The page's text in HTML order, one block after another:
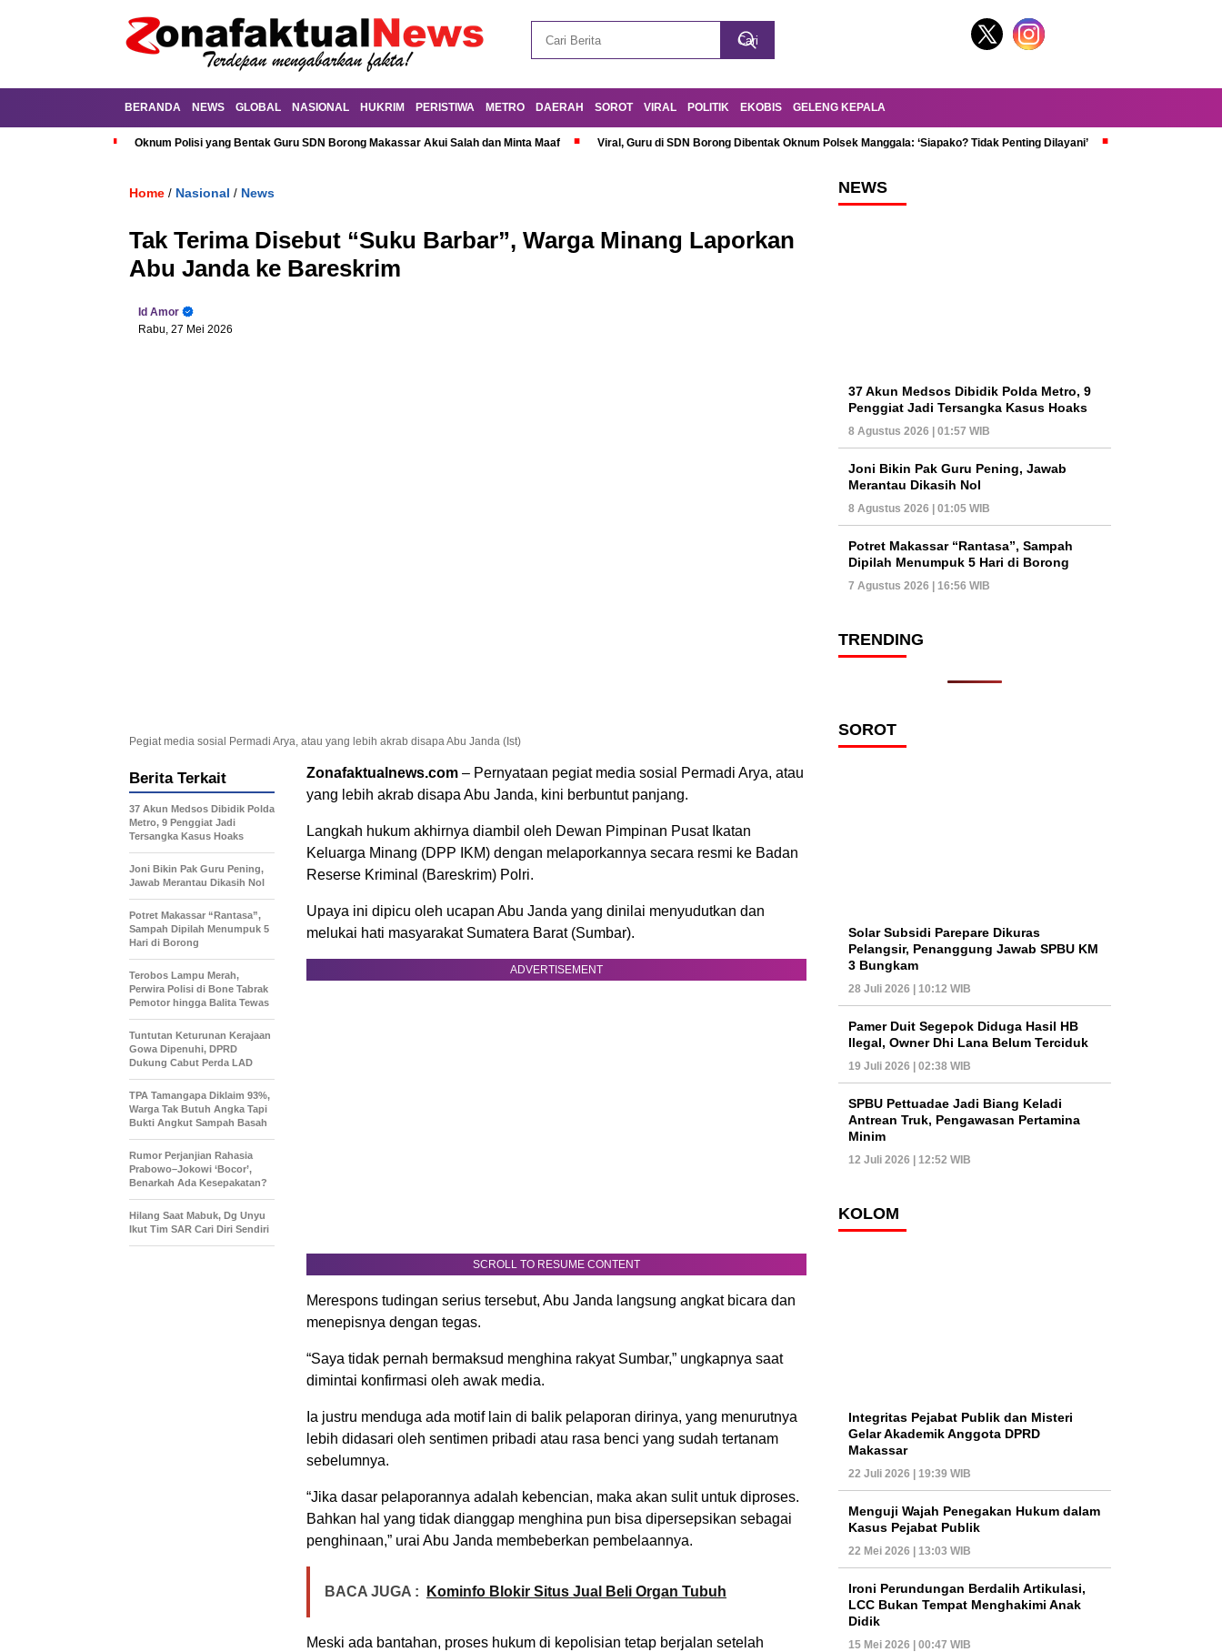
BERANDA NEWS GLOBAL NASIONAL HUKRIM PERISTIWA METRO DAERAH SOROT VIRAL POLITIK EKOBIS GELENG KEPALA
Oknum Polisi yang Bentak Guru SDN Borong Makassar Akui Salah dan Minta Maaf Viral, Guru di SDN Borong Dibentak Oknum Polsek Manggala: ‘Siapako? Tidak Penting Dilayani’
Home / Nasional / News
Tak Terima Disebut “Suku Barbar”, Warga Minang Laporkan
Abu Janda ke Bareskrim
Id Amor
Rabu, 27 Mei 2026
Pegiat media sosial Permadi Arya, atau yang lebih akrab disapa Abu Janda (Ist)
Zonafaktualnews.com – Pernyataan pegiat media sosial Permadi Arya, atau
yang lebih akrab disapa Abu Janda, kini berbuntut panjang.
Langkah hukum akhirnya diambil oleh Dewan Pimpinan Pusat Ikatan
Keluarga Minang (DPP IKM) dengan melaporkannya secara resmi ke Badan
Reserse Kriminal (Bareskrim) Polri.
Upaya ini dipicu oleh ucapan Abu Janda yang dinilai menyudutkan dan
melukai hati masyarakat Sumatera Barat (Sumbar).
ADVERTISEMENT
SCROLL TO RESUME CONTENT
Merespons tudingan serius tersebut, Abu Janda langsung angkat bicara dan
menepisnya dengan tegas.
“Saya tidak pernah bermaksud menghina rakyat Sumbar,” ungkapnya saat
dimintai konfirmasi oleh awak media.
Ia justru menduga ada motif lain di balik pelaporan dirinya, yang menurutnya
lebih didasari oleh sentimen pribadi atau rasa benci yang sudah tertanam
sebelumnya.
“Jika dasar pelaporannya adalah kebencian, maka akan sulit untuk diproses.
Bahkan hal yang tidak dianggap menghina pun bisa dipersepsikan sebagai
penghinaan,” urai Abu Janda membeberkan pembelaannya.
BACA JUGA : Kominfo Blokir Situs Jual Beli Organ Tubuh
Meski ada bantahan, proses hukum di kepolisian tetap berjalan setelah
Berita Terkait
37 Akun Medsos Dibidik Polda
Metro, 9 Penggiat Jadi
Tersangka Kasus Hoaks
Joni Bikin Pak Guru Pening,
Jawab Merantau Dikasih Nol
Potret Makassar “Rantasa”,
Sampah Dipilah Menumpuk 5
Hari di Borong
Terobos Lampu Merah,
Perwira Polisi di Bone Tabrak
Pemotor hingga Balita Tewas
Tuntutan Keturunan Kerajaan
Gowa Dipenuhi, DPRD
Dukung Cabut Perda LAD
TPA Tamangapa Diklaim 93%,
Warga Tak Butuh Angka Tapi
Bukti Angkut Sampah Basah
Rumor Perjanjian Rahasia
Prabowo–Jokowi ‘Bocor’,
Benarkah Ada Kesepakatan?
Hilang Saat Mabuk, Dg Unyu
Ikut Tim SAR Cari Diri Sendiri
NEWS
37 Akun Medsos Dibidik Polda Metro, 9
Penggiat Jadi Tersangka Kasus Hoaks
8 Agustus 2026 | 01:57 WIB
Joni Bikin Pak Guru Pening, Jawab
Merantau Dikasih Nol
8 Agustus 2026 | 01:05 WIB
Potret Makassar “Rantasa”, Sampah
Dipilah Menumpuk 5 Hari di Borong
7 Agustus 2026 | 16:56 WIB
TRENDING
SOROT
Solar Subsidi Parepare Dikuras
Pelangsir, Penanggung Jawab SPBU KM
3 Bungkam
28 Juli 2026 | 10:12 WIB
Pamer Duit Segepok Diduga Hasil HB
Ilegal, Owner Dhi Lana Belum Terciduk
19 Juli 2026 | 02:38 WIB
SPBU Pettuadae Jadi Biang Keladi
Antrean Truk, Pengawasan Pertamina
Minim
12 Juli 2026 | 12:52 WIB
KOLOM
Integritas Pejabat Publik dan Misteri
Gelar Akademik Anggota DPRD
Makassar
22 Juli 2026 | 19:39 WIB
Menguji Wajah Penegakan Hukum dalam
Kasus Pejabat Publik
22 Mei 2026 | 13:03 WIB
Ironi Perundungan Berdalih Artikulasi,
LCC Bukan Tempat Menghakimi Anak
Didik
15 Mei 2026 | 00:47 WIB